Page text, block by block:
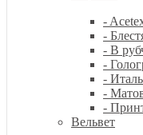
-
-
- В
-
-
-
-
Вельвет